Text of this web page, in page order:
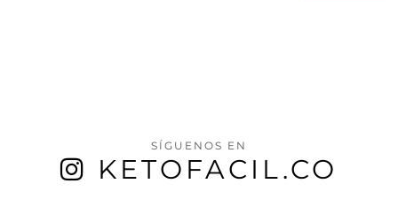
SÍGUENOS EN
KETOFACIL.CO